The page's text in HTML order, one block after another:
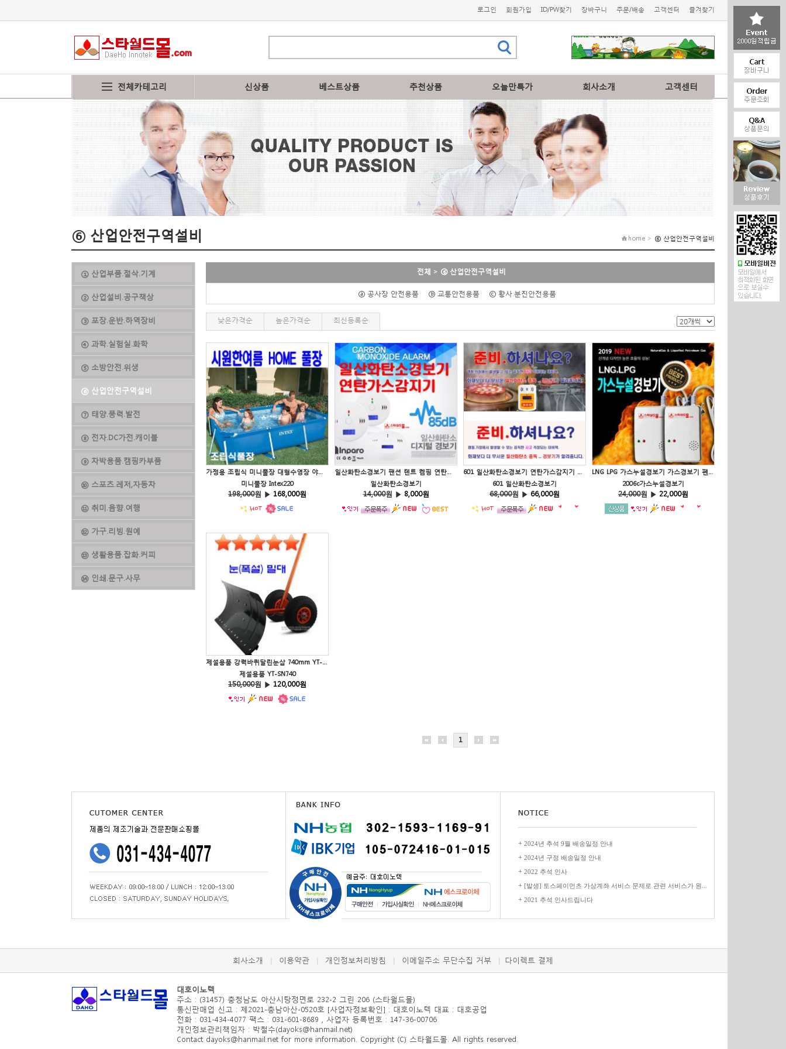
로그인 회원가입 ID/PW찾기 장바구니 주문/배송 고객센터 즐겨찾기
전체카테고리 신상품 베스트상품 추천상품 오늘만특가 회사소개 고객센터
⑥ 산업안전구역설비 home > ⑥ 산업안전구역설비
① 산업부품.절삭.기계
② 산업설비.공구책상
③ 포장.운반.하역장비
④ 과학.실험실.화학
⑤ 소방안전.위생
⑥ 산업안전구역설비
⑦ 태양.풍력.발전
⑧ 전자.DC가전.캐이블
⑨ 차박용품.캠핑카부품
⑩ 스포츠.레저,자동차
⑪ 취미.음향.여행
⑫ 가구.리빙.원예
⑬ 생활용품.잡화.커피
⑭ 인쇄.문구.사무
전체 > ⑥ 산업안전구역설비
ⓐ 공사장 안전용품 ⓑ 교통안전용품 ⓒ 황사.분진안전용품
낮은가격순 높은가격순 최신등록순
가정용 조립식 미니풀장 대형수영장 야외풀장 베란다 Intex220
미니풀장 Intex220
198,000원 ▶ 168,000원
일산화탄소경보기 팬션 텐트 켐핑 연탄가스감지기 경보기
일산화탄소경보기
14,000원 ▶ 8,000원
601 일산화탄소경보기 연탄가스감지기 경보기 펜션 보일가스
601 일산화탄소경보기
68,000원 ▶ 66,000원
LNG LPG 가스누설경보기 가스경보기 펜션 보일러가스
2006c가스누설경보기
24,000원 ▶ 22,000원
제설용품 강력바퀴달린눈삽 740mm YT-SN740 제설기 눈삽 넉가래
제설용품 YT-SN740
150,000원 ▶ 120,000원
1
+ 2024년 추석 9월 배송일정 안내
+ 2024년 구정 배송일정 안내
+ 2022 추석 인사
+ [발생] 토스페이먼츠 가상계좌 서비스 문제로 관련 서비스가 원...
+ 2021 추석 인사드립니다
회사소개 이용약관 개인정보처리방침 이메일주소 무단수집 거부 다이렉트 결제
대호이노텍
주소 : (31457) 충청남도 아산시탕정면로 232-2 그린 206 (스타월드몰)
통신판매업 신고 : 제2021-충남아산-0520호 [사업자정보확인] : 대호이노텍 대표 : 대호공업
전화 : 031-434-4077 팩스 : 031-601-8689 , 사업자 등록번호 : 147-36-00706
개인정보관리책임자 : 박철수(dayoks@hanmail.net)
Contact dayoks@hanmail.net for more information. Copyright (C) 스타월드몰. All rights reserved.